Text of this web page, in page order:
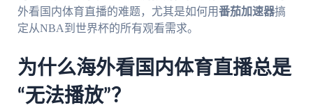
外看国内体育直播的难题，尤其是如何用番茄加速器搞
定从NBA到世界杯的所有观看需求。
为什么海外看国内体育直播总是
“无法播放”？